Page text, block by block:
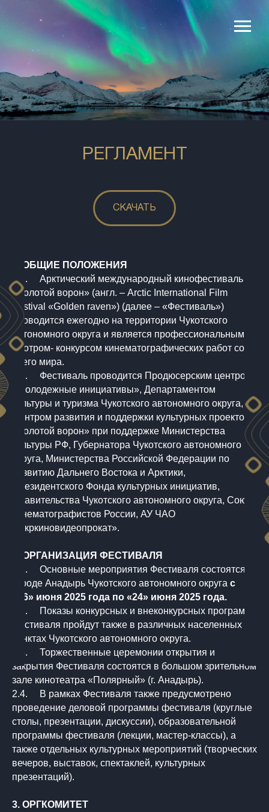
РЕГЛАМЕНТ
СКАЧАТЬ
1. ОБЩИЕ ПОЛОЖЕНИЯ
1.1. Арктический международный кинофестиваль
«Золотой ворон» (англ. – Arctic International Film
Festival «Golden raven») (далее – «Фестиваль»)
проводится ежегодно на территории Чукотского
автономного округа и является профессиональным
смотром- конкурсом кинематографических работ со
всего мира.
1.2. Фестиваль проводится Продюсерским центром
«Молодежные инициативы», Департаментом
культуры и туризма Чукотского автономного округа,
Центром развития и поддержки культурных проектов
«Золотой ворон» при поддержке Министерства
культуры РФ, Губернатора Чукотского автономного
округа, Министерства Российской Федерации по
развитию Дальнего Востока и Арктики,
Президентского Фонда культурных инициатив,
Правительства Чукотского автономного округа, Союза
кинематографистов России, АУ ЧАО
«Окркиновидеопрокат».
2. ОРГАНИЗАЦИЯ ФЕСТИВАЛЯ
2.1. Основные мероприятия Фестиваля состоятся в
городе Анадырь Чукотского автономного округа с
«16» июня 2025 года по «24» июня 2025 года.
2.2. Показы конкурсных и внеконкурсных программ
Фестиваля пройдут также в различных населенных
пунктах Чукотского автономного округа.
2.3. Торжественные церемонии открытия и
закрытия Фестиваля состоятся в большом зрительном
зале кинотеатра «Полярный» (г. Анадырь).
2.4. В рамках Фестиваля также предусмотрено
проведение деловой программы фестиваля (круглые
столы, презентации, дискуссии), образовательной
программы фестиваля (лекции, мастер-классы), а
также отдельных культурных мероприятий (творческих
вечеров, выставок, спектаклей, культурных
презентаций).
3. ОРГКОМИТЕТ